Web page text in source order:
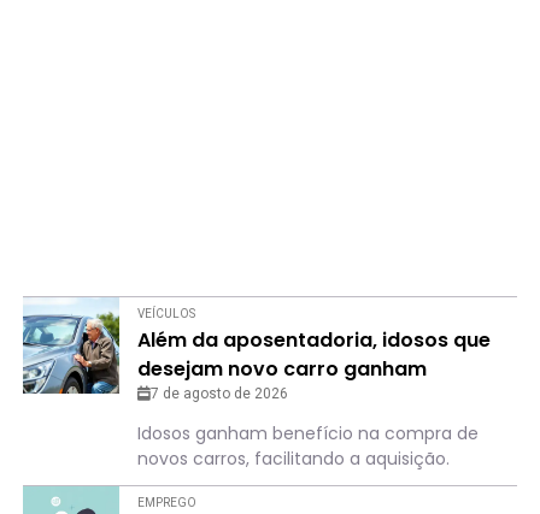
VEÍCULOS
Além da aposentadoria, idosos que
desejam novo carro ganham
“benefício”
7 de agosto de 2026
Idosos ganham benefício na compra de
novos carros, facilitando a aquisição.
EMPREGO